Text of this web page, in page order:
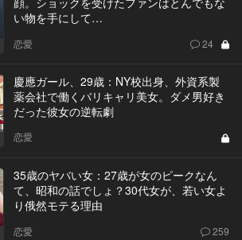
い物を手にして…
恋愛 24
慶應ガール、29歳：NY校出身、外資系製
薬会社で働くバリキャリ美女。ダメ男好き
だった彼女の逆転劇
恋愛
35歳のヤバい女：27歳が女のピークなん
て、昭和の話でしょ？30代女が、若い女よ
り俄然モテる理由
恋愛 259